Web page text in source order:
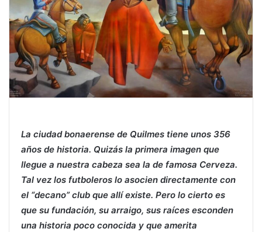
La ciudad bonaerense de Quilmes tiene unos 356
años de historia. Quizás la primera imagen que
llegue a nuestra cabeza sea la de famosa Cerveza.
Tal vez los futboleros lo asocien directamente con
el “decano” club que allí existe. Pero lo cierto es
que su fundación, su arraigo, sus raíces esconden
una historia poco conocida y que amerita